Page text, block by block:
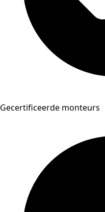
Gecertificeerde monteurs